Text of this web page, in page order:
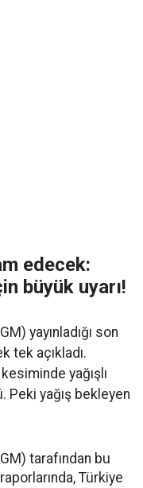
edecek:
büyük uyarı!
yayınladığı son
tek açıkladı.
yağışlı
Peki yağış bekleyen
tarafından bu
Türkiye